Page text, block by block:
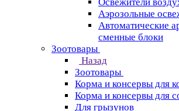
Аэрозольные
Автоматические
сменные блоки
Зоотовары
Назад
Зоотовары
Корма и консервы для
Корма и консервы для
Для грызунов